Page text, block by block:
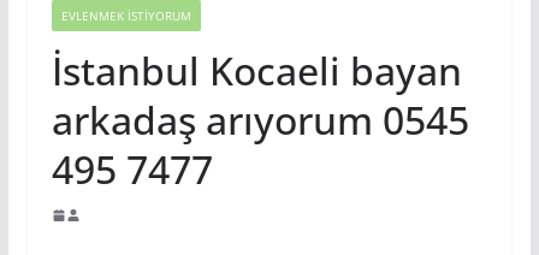
EVLENMEK İSTIYORUM
İstanbul Kocaeli bayan
arkadaş arıyorum 0545
495 7477